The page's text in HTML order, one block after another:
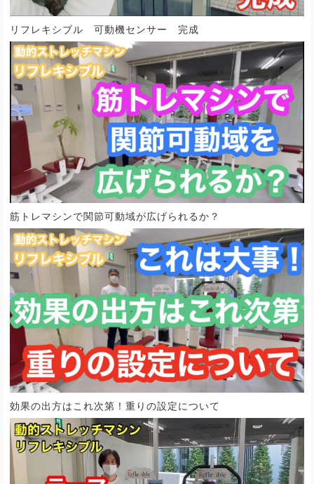
リフレキシブル 可動機センサー 完成
筋トレマシンで関節可動域が広げられるか？
効果の出方はこれ次第！重りの設定について